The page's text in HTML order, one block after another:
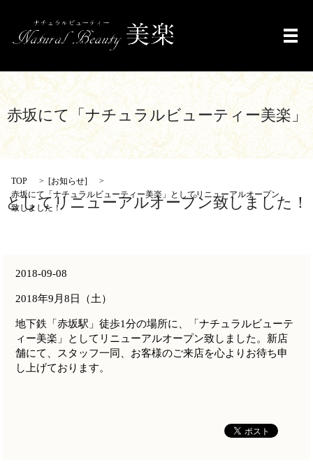
メ
赤坂にて「ナチュラルビューティー美楽」
としてリニューアルオープン致しました！
TOP [お知らせ]
赤坂にて「ナチュラルビューティー美楽」としてリニューアルオープン
致しました！
2018-09-08
2018年9月8日（土）
地下鉄「赤坂駅」徒歩1分の場所に、「ナチュラルビューテ
ィー美楽」としてリニューアルオープン致しました。新店
舗にて、スタッフ一同、お客様のご来店を心よりお待ち申
し上げております。